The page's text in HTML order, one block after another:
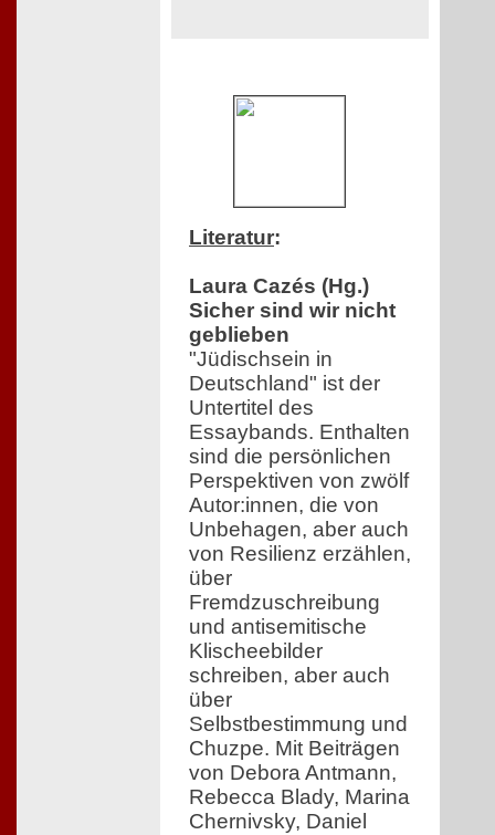
Literatur:
Laura Cazés (Hg.)
Sicher sind wir nicht
geblieben
"Jüdischsein in
Deutschland" ist der
Untertitel des
Essaybands. Enthalten
sind die persönlichen
Perspektiven von zwölf
Autor:innen, die von
Unbehagen, aber auch
von Resilienz erzählen,
über
Fremdzuschreibung
und antisemitische
Klischeebilder
schreiben, aber auch
über
Selbstbestimmung und
Chuzpe. Mit Beiträgen
von Debora Antmann,
Rebecca Blady, Marina
Chernivsky, Daniel